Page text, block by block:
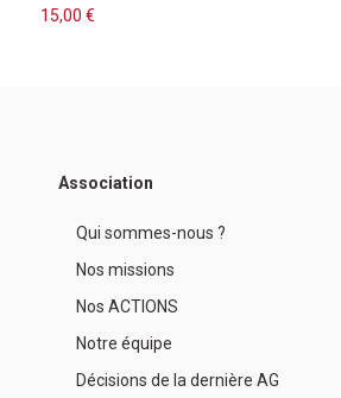
15,00 €
Association
Qui sommes-nous ?
Nos missions
Nos ACTIONS
Notre équipe
Décisions de la dernière AG